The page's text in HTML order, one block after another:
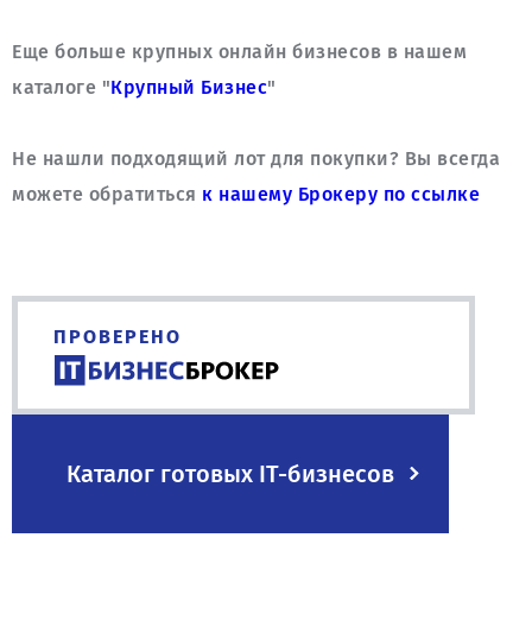
Еще больше крупных онлайн бизнесов в нашем
каталоге "Крупный Бизнес
Не нашли подходящий лот для покупки? Вы всегда
можете обратиться к нашему Брокеру по ссылке
ПРОВЕРЕНО
Каталог готовых IT-бизнесов